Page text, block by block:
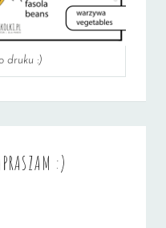
druku :)
:)